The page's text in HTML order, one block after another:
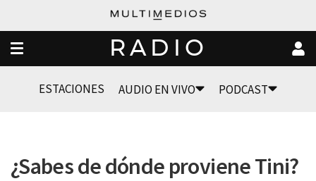
RADIO
ESTACIONES AUDIO EN VIVO PODCAST
¿Sabes de dónde proviene Tini?